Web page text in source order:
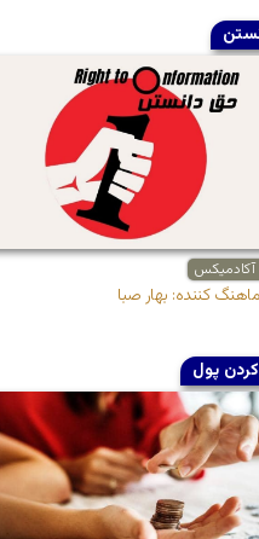
آکادمیکس
کننده: بهار صبا
کردن پول